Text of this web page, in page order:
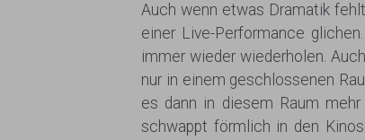
Auch wenn etwas Dramatik
einer Live-Performance
immer wieder wiederholen.
nur in einem geschlossenen
es dann in diesem Raum
schwappt förmlich in den